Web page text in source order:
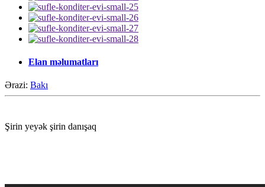
Elan məlumatları
Ərazi: Bakı
Şirin yeyək şirin danışaq